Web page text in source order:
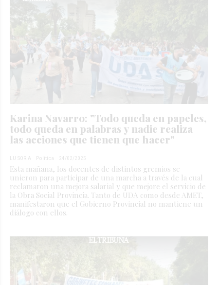
Karina Navarro: "Todo queda en papeles,
todo queda en palabras y nadie realiza
las acciones que tienen que hacer"
LU SORIA Política 24/02/2025
Esta mañana, los docentes de distintos gremios se
unieron para participar de una marcha a través de la cual
reclamaron una mejora salarial y que mejore el servicio de
la Obra Social Provincia. Tanto de UDA como desde AMET,
manifestaron que el Gobierno Provincial no mantiene un
diálogo con ellos.